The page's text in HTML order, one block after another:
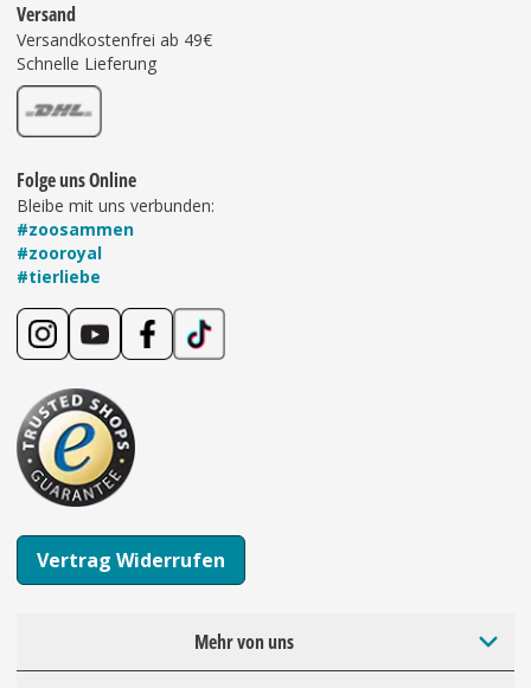
Versand
Versandkostenfrei ab 49€
Schnelle Lieferung
Folge uns Online
Bleibe mit uns verbunden:
#zoosammen
#zooroyal
#tierliebe
Vertrag Widerrufen
Mehr von uns